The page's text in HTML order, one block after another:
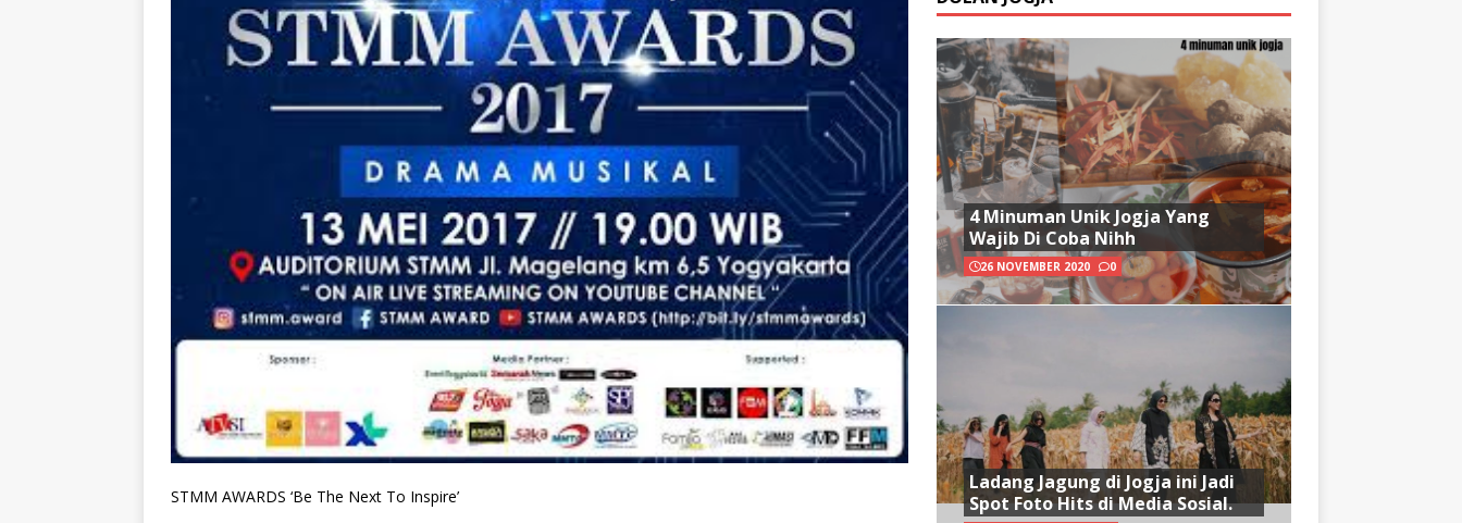
STMM AWARDS ‘Be The Next To Inspire’
4 Minuman Unik Jogja Yang
Wajib Di Coba Nihh
26 NOVEMBER 2020 0
Ladang Jagung di Jogja ini Jadi
Spot Foto Hits di Media Sosial.